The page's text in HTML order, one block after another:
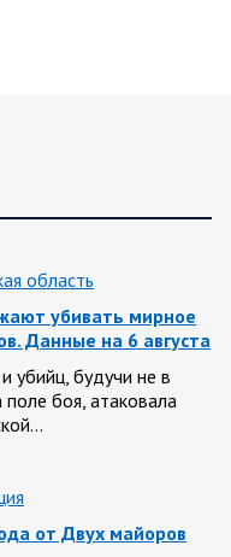
область
убивать мирное
Данные на 6 августа
убийц, будучи не в
поле боя, атаковала
от Двух майоров